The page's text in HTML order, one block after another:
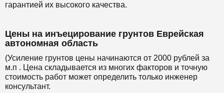
гарантией их высокого качества.
Цены на инъецирование грунтов Еврейская
автономная область
(Усиление грунтов цены начинаются от 2000 рублей за
м.п . Цена складывается из многих факторов и точную
стоимость работ может определить только инженер
консультант.